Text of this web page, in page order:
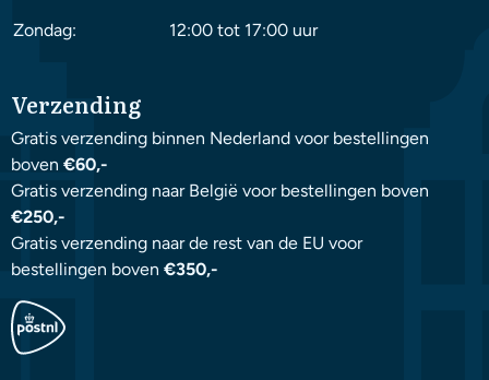
Zondag:
12:00 tot 17:00 uur
Verzending
Gratis verzending binnen Nederland voor bestellingen
boven €60,-
Gratis verzending naar België voor bestellingen boven
€250,-
Gratis verzending naar de rest van de EU voor
bestellingen boven €350,-